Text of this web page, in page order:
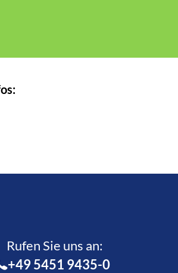
Rufen Sie uns an:­
+49 5451 9435-0